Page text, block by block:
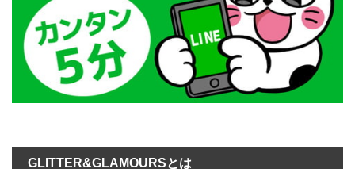
GLITTER&GLAMOURSとは